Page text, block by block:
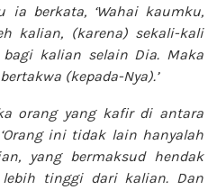
ia berkata, ‘Wahai kaumku,
kalian, (karena) sekali-kali
kalian selain Dia. Maka
(kepada-Nya).’
orang yang kafir di antara
ini tidak lain hanyalah
yang bermaksud hendak
tinggi dari kalian. Dan